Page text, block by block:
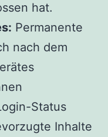
hat.
Permanente
nach dem
Status
Inhalte